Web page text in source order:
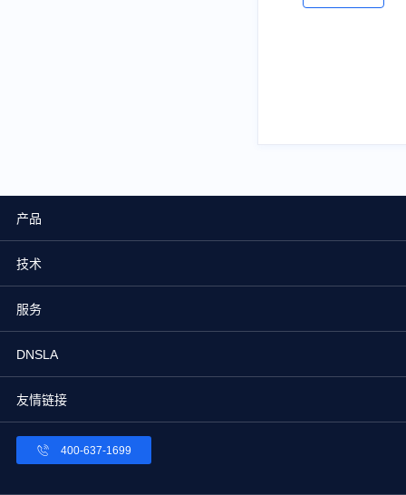
产品
技术
服务
DNSLA
友情链接
400-637-1699